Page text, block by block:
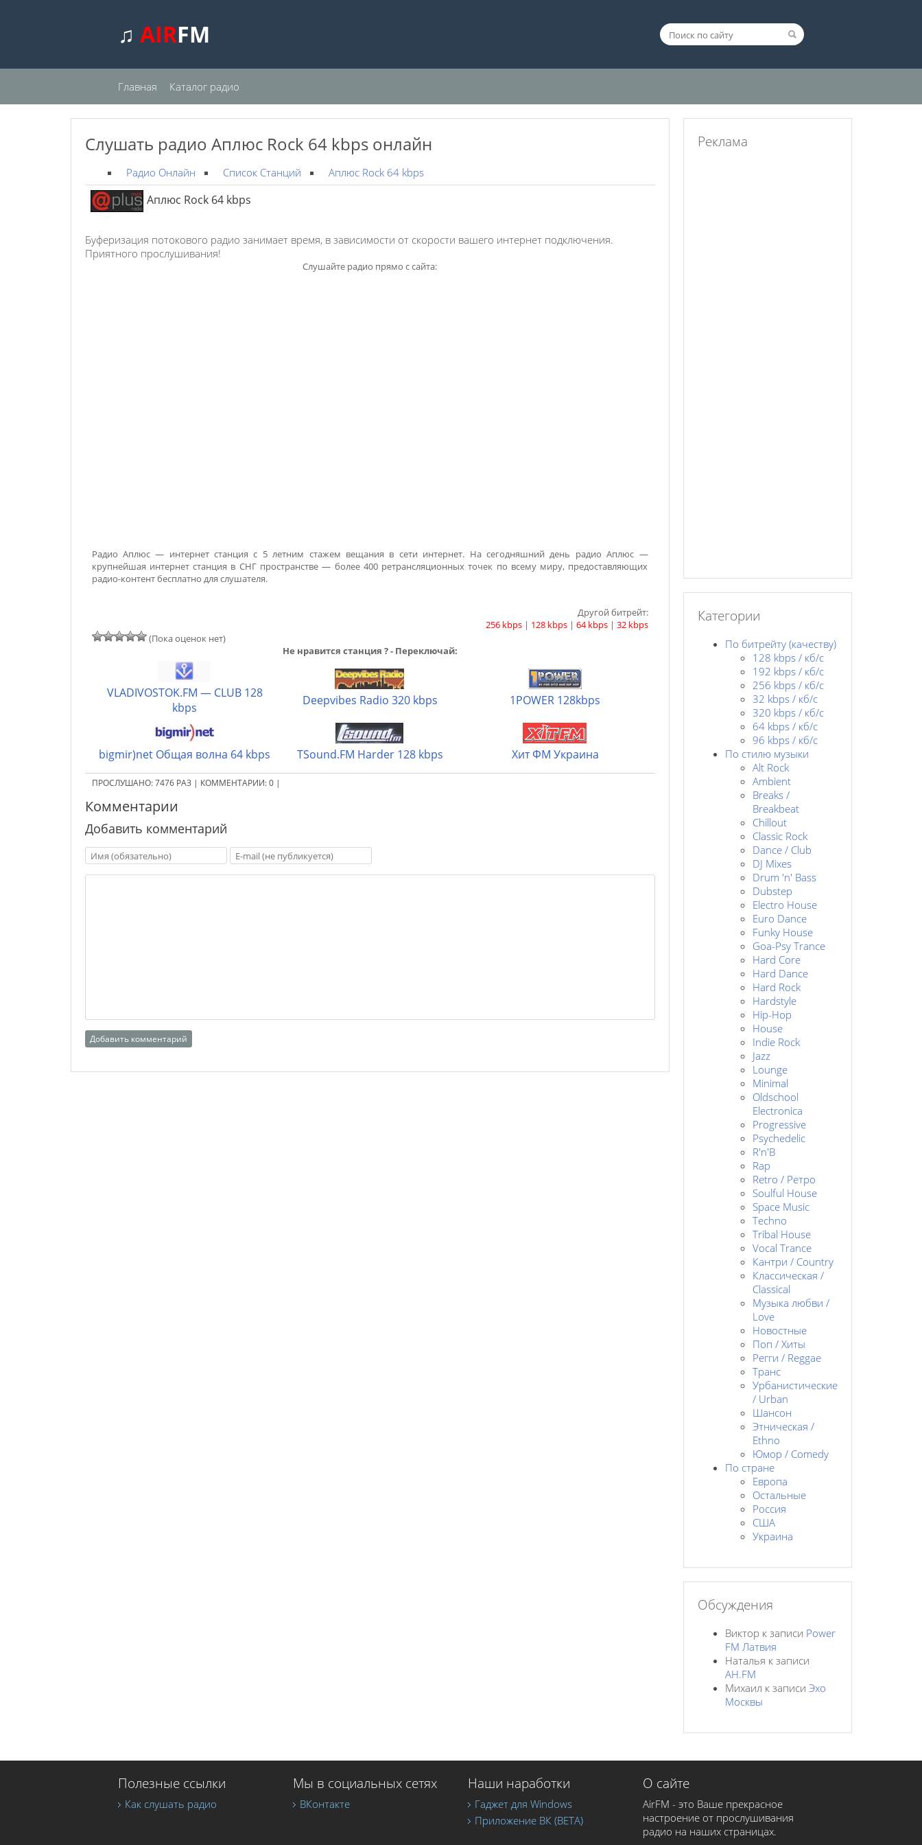
♫ AIRFM
Главная Каталог радио
Слушать радио Аплюс Rock 64 kbps онлайн
Радио Онлайн Список Станций Аплюс Rock 64 kbps
Аплюс Rock 64 kbps
Буферизация потокового радио занимает время, в зависимости от скорости вашего интернет подключения.
Приятного прослушивания!
Слушайте радио прямо с сайта:
Радио Аплюс — интернет станция с 5 летним стажем вещания в сети интернет. На сегодняшний день радио Аплюс —
крупнейшая интернет станция в СНГ пространстве — более 400 ретрансляционных точек по всему миру, предоставляющих
радио-контент бесплатно для слушателя.
Другой битрейт:
256 kbps| 128 kbps| 64 kbps| 32 kbps
(Пока оценок нет)
Не нравится станция ? - Переключай:
VLADIVOSTOK.FM — CLUB 128
kbps
Deepvibes Radio 320 kbps 1POWER 128kbps
bigmir)net Общая волна 64 kbps TSound.FM Harder 128 kbps Хит ФМ Украина
ПРОСЛУШАНО:7476РАЗ | КОММЕНТАРИИ:0 |
Комментарии
Добавить комментарий
Реклама
Категории
По битрейту (качеству)
128 kbps / кб/c
192 kbps / кб/c
256 kbps / кб/с
32 kbps / кб/c
320 kbps / кб/с
64 kbps / кб/c
96 kbps / кб/c
По стилю музыки
Alt Rock
Ambient
Breaks /
Breakbeat
Chillout
Classic Rock
Dance / Club
DJ Mixes
Drum 'n' Bass
Dubstep
Electro House
Euro Dance
Funky House
Goa-Psy Trance
Hard Core
Hard Dance
Hard Rock
Hardstyle
Hip-Hop
House
Indie Rock
Jazz
Lounge
Minimal
Oldschool
Electronica
Progressive
Psychedelic
R'n'B
Rap
Retro / Ретро
Soulful House
Space Music
Techno
Tribal House
Vocal Trance
Кантри / Country
Классическая /
Classical
Музыка любви /
Love
Новостные
Поп / Хиты
Регги / Reggae
Транс
Урбанистические
/ Urban
Шансон
Этническая /
Ethno
Юмор / Comedy
По стране
Европа
Остальные
Россия
США
Украина
Обсуждения
Виктор к записи Power
FM Латвия
Наталья к записи
AH.FM
Михаил к записи Эхо
Москвы
Полезные ссылки
Как слушать радио
Мы в социальных сетях
ВКонтакте
Наши наработки
Гаджет для Windows
Приложение ВК (BETA)
О сайте
AirFM - это Ваше прекрасное
настроение от прослушивания
радио на наших страницах.